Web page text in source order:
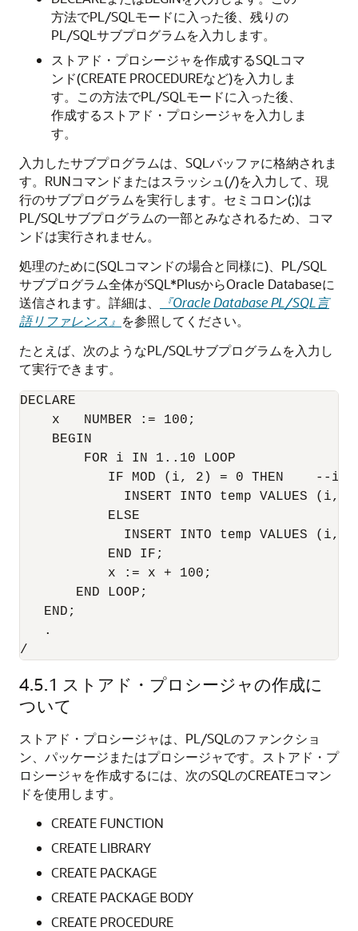
方法でPL/SQLモードに入った後、残りの
PL/SQLサブプログラムを入力します。
ストアド・プロシージャを作成するSQLコマ
ンド(CREATE PROCEDUREなど)を入力しま
す。この方法でPL/SQLモードに入った後、
作成するストアド・プロシージャを入力しま
す。
入力したサブプログラムは、SQLバッファに格納されま
す。 RUNコマンドまたはスラッシュ(/)を入力して、現
行のサブプログラムを実行します。セミコロン(;)は
PL/SQLサブプログラムの一部とみなされるため、コマ
ンドは実行されません。
処理のために(SQLコマンドの場合と同様に)、PL/SQL
サブプログラム全体がSQL*PlusからOracle Databaseに
送信されます。詳細は、
『Oracle Database PL/SQL言
語リファレンス』 を参照してください。
たとえば、次のようなPL/SQLサブプログラムを入力し
て実行できます。
DECLARE
    x   NUMBER := 100;
    BEGIN
        FOR i IN 1..10 LOOP
IF MOD (i, 2) = 0 THEN    --i
INSERT INTO temp VALUES (i,
           ELSE
INSERT INTO temp VALUES (i,
           END IF;
           x := x + 100;
       END LOOP;
   END;
   .
/
4.5.1 ストアド・プロシージャの作成に
ついて
ストアド・プロシージャは、PL/SQLのファンクショ
ン、パッケージまたはプロシージャです。ストアド・プ
ロシージャを作成するには、次のSQLのCREATEコマン
ドを使用します。
CREATE FUNCTION
CREATE LIBRARY
CREATE PACKAGE
CREATE PACKAGE BODY
CREATE PROCEDURE